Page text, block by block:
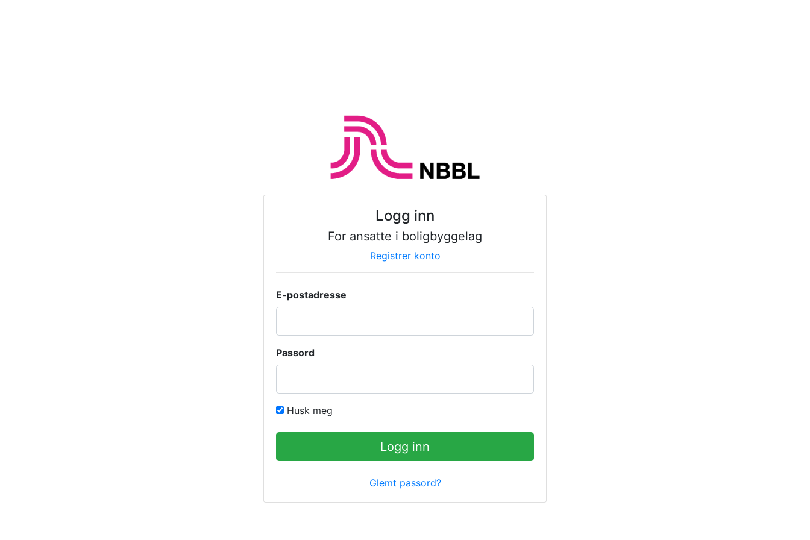
Logg inn
For ansatte i boligbyggelag
Registrer konto
E-postadresse
Passord
Husk meg
Logg inn
Glemt passord?